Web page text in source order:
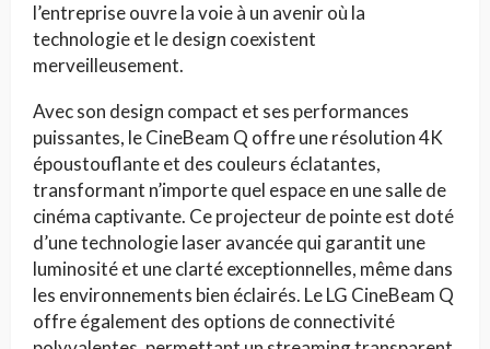
l’entreprise ouvre la voie à un avenir où la
technologie et le design coexistent
merveilleusement.
Avec son design compact et ses performances
puissantes, le CineBeam Q offre une résolution 4K
époustouflante et des couleurs éclatantes,
transformant n’importe quel espace en une salle de
cinéma captivante. Ce projecteur de pointe est doté
d’une technologie laser avancée qui garantit une
luminosité et une clarté exceptionnelles, même dans
les environnements bien éclairés. Le LG CineBeam Q
offre également des options de connectivité